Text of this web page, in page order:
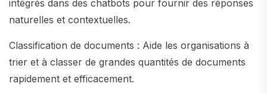
intégrés dans des chatbots pour fournir des réponses
naturelles et contextuelles.
Classification de documents : Aide les organisations à
trier et à classer de grandes quantités de documents
rapidement et efficacement.